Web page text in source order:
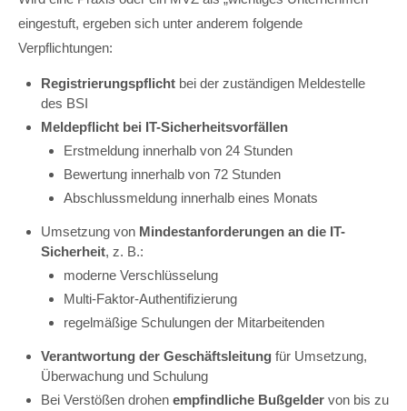
eingestuft, ergeben sich unter anderem folgende
Verpflichtungen:
Registrierungspflicht bei der zuständigen Meldestelle
des BSI
Meldepflicht bei IT-Sicherheitsvorfällen
Erstmeldung innerhalb von 24 Stunden
Bewertung innerhalb von 72 Stunden
Abschlussmeldung innerhalb eines Monats
Umsetzung von Mindestanforderungen an die IT-
Sicherheit, z. B.:
moderne Verschlüsselung
Multi-Faktor-Authentifizierung
regelmäßige Schulungen der Mitarbeitenden
Verantwortung der Geschäftsleitung für Umsetzung,
Überwachung und Schulung
Bei Verstößen drohen empfindliche Bußgelder von bis zu